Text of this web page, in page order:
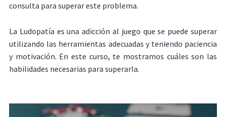
consulta para superar este problema.
La Ludopatía es una adicción al juego que se puede superar
utilizando las herramientas adecuadas y teniendo paciencia
y motivación. En este curso, te mostramos cuáles son las
habilidades necesarias para superarla.